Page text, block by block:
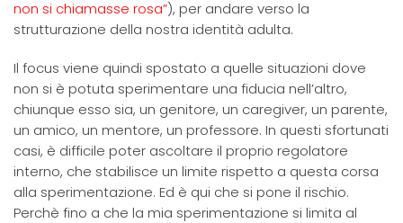
non si chiamasse rosa”), per andare verso la
strutturazione della nostra identità adulta.
Il focus viene quindi spostato a quelle situazioni dove
non si è potuta sperimentare una fiducia nell’altro,
chiunque esso sia, un genitore, un caregiver, un parente,
un amico, un mentore, un professore. In questi sfortunati
casi, è difficile poter ascoltare il proprio regolatore
interno, che stabilisce un limite rispetto a questa corsa
alla sperimentazione. Ed è qui che si pone il rischio.
Perchè fino a che la mia sperimentazione si limita al